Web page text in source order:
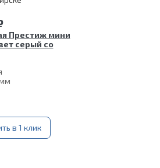
Престиж мини
серый со
в 1 клик